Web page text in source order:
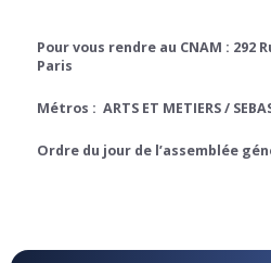
Pour vous rendre au CNAM : 292
Paris
Métros : ARTS ET METIERS /
Ordre du jour de l’assemblée